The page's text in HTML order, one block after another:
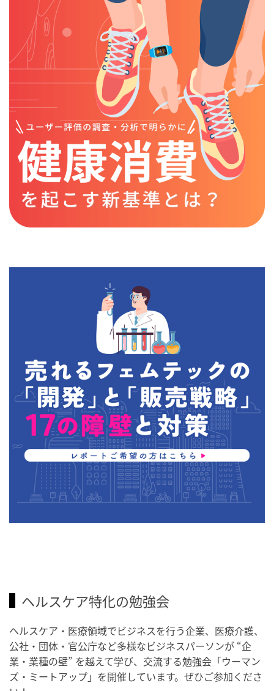
ヘルスケア特化の勉強会
ヘルスケア・医療領域でビジネスを行う企業、医療介護、
公社・団体・官公庁など多様なビジネスパーソンが “企
業・業種の壁” を越えて学び、交流する勉強会「ウーマン
ズ・ミートアップ」を開催しています。ぜひご参加くださ